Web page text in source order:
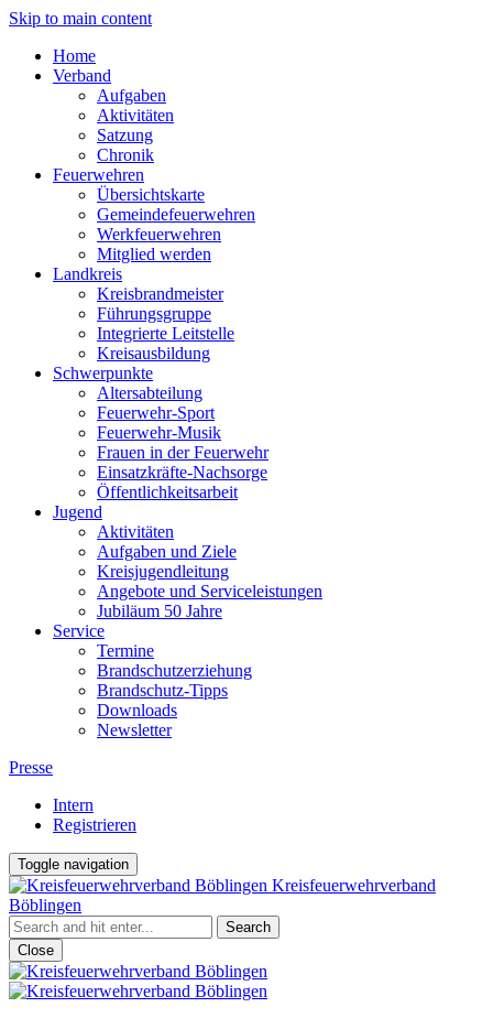
Skip to main content
Home
Verband
Aufgaben
Aktivitäten
Satzung
Chronik
Feuerwehren
Übersichtskarte
Gemeindefeuerwehren
Werkfeuerwehren
Mitglied werden
Landkreis
Kreisbrandmeister
Führungsgruppe
Integrierte Leitstelle
Kreisausbildung
Schwerpunkte
Altersabteilung
Feuerwehr-Sport
Feuerwehr-Musik
Frauen in der Feuerwehr
Einsatzkräfte-Nachsorge
Öffentlichkeitsarbeit
Jugend
Aktivitäten
Aufgaben und Ziele
Kreisjugendleitung
Angebote und Serviceleistungen
Jubiläum 50 Jahre
Service
Termine
Brandschutzerziehung
Brandschutz-Tipps
Downloads
Newsletter
Presse
Intern
Registrieren
Toggle navigation
Kreisfeuerwehrverband
Böblingen
Close